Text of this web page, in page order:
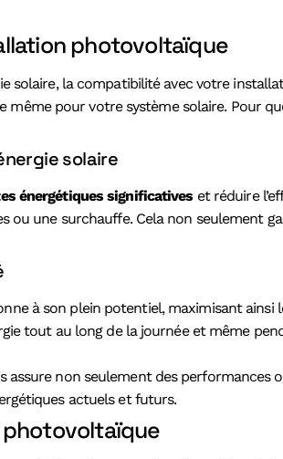
photovoltaïque
solaire, la compatibilité avec votre
pour votre système solaire. Pour
solaire
énergétiques significatives et réduire
une surchauffe. Cela non seulement
à son plein potentiel, maximisant ainsi
tout au long de la journée et même
non seulement des performances
actuels et futurs.
photovoltaïque